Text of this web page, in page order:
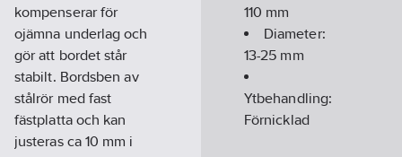
kompenserar för
ojämna underlag och
gör att bordet står
stabilt. Bordsben av
stålrör med fast
fästplatta och kan
justeras ca 10 mm i
110 mm
Diameter:
13-25 mm
Ytbehandling:
Förnicklad